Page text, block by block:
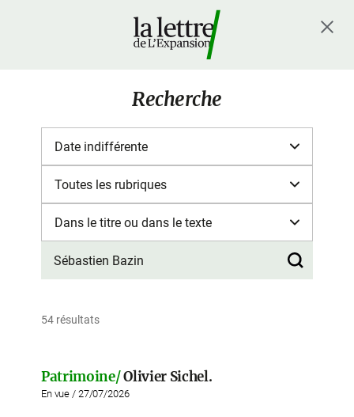
Recherche
54 résultats
Patrimoine/Olivier Sichel.
En vue / 27/07/2026